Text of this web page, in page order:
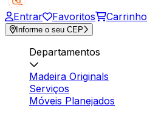
Entrar Favoritos Carrinho
Informe o seu CEP
Departamentos
Madeira Originals
Serviços
Móveis Planejados